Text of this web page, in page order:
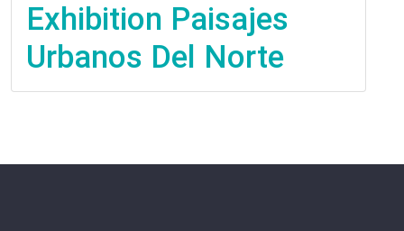
Exhibition Paisajes
Urbanos Del Norte